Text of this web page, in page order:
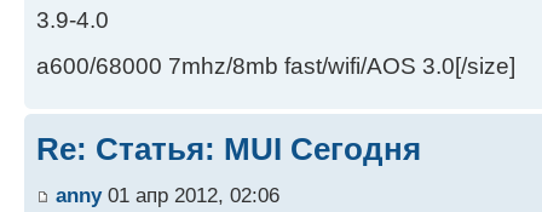
3.9-4.0
a600/68000 7mhz/8mb fast/wifi/AOS 3.0[/size]
Re: Статья: MUI Сегодня
anny01 апр 2012, 02:06